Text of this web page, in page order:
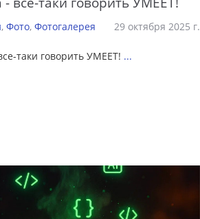
, Фото, Фотогалерея 29 октября 2025 г.
таки говорить УМЕЕТ! ...